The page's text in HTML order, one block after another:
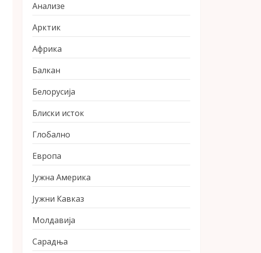
Анализе
Арктик
Африка
Балкан
Белорусија
Блиски исток
Глобално
Европа
Јужна Америка
Јужни Кавказ
Молдавија
Сарадња